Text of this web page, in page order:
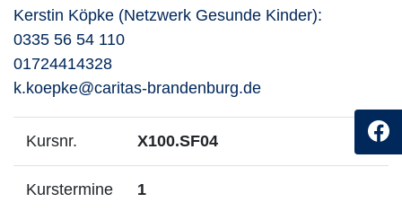
Kerstin Köpke (Netzwerk Gesunde Kinder):
0335 56 54 110
01724414328
k.koepke@caritas-brandenburg.de
Kursnr. X100.SF04
Kurstermine 1